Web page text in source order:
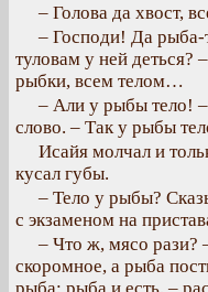
– Голова да хвост,
– Господи! Да рыба-
туловам у ней деться?
рыбки, всем телом…
– Али у рыбы тело! –
слово. – Так у рыбы
Исайя молчал и
кусал губы.
– Тело у рыбы?
с экзаменом на
– Что ж, мясо рази?
скоромное, а рыба